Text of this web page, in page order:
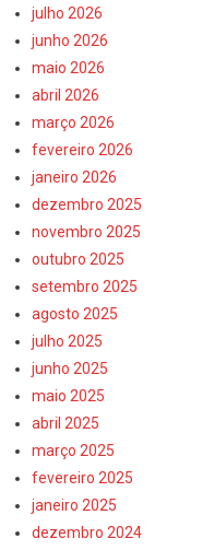
julho 2026
junho 2026
maio 2026
abril 2026
março 2026
fevereiro 2026
janeiro 2026
dezembro 2025
novembro 2025
outubro 2025
setembro 2025
agosto 2025
julho 2025
junho 2025
maio 2025
abril 2025
março 2025
fevereiro 2025
janeiro 2025
dezembro 2024